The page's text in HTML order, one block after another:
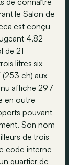
le Salon de
est conçu
4,82
de 21
litres six
ch) aux
affiche 297
en outre
pouvant
Son nom
de trois
code interne
quartier de